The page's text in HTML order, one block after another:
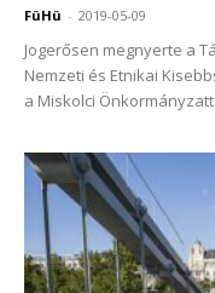
FüHü - 2019-05-09
Jogerősen megnyerte a
Nemzeti és Etnikai
a Miskolci